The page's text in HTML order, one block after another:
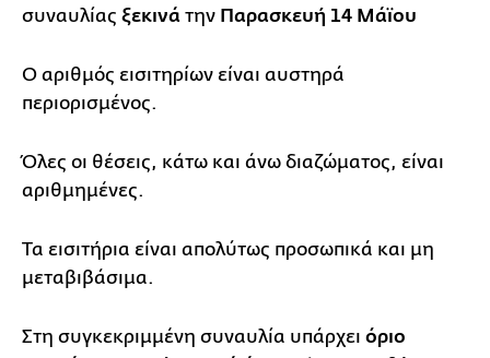
συναυλίας ξεκινά την Παρασκευή 14 Μάϊου
Ο αριθμός εισιτηρίων είναι αυστηρά
περιορισμένος.
Όλες οι θέσεις, κάτω και άνω διαζώματος, είναι
αριθμημένες.
Τα εισιτήρια είναι απολύτως προσωπικά και μη
μεταβιβάσιμα.
Στη συγκεκριμμένη συναυλία υπάρχει όριο